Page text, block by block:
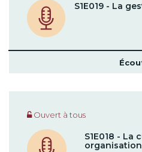
S1E019 - La
Ouvert à tous
S1E018 - La